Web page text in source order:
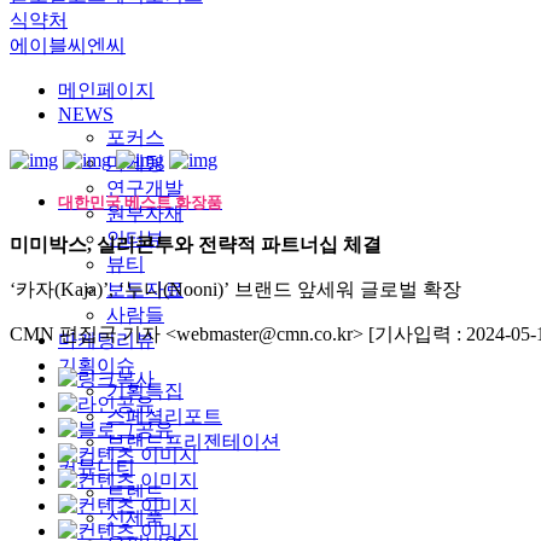
식약처
에이블씨엔씨
메인페이지
NEWS
포커스
마케팅
연구개발
원부자재
인터뷰
뷰티
보도자료
사람들
마케팅리뷰
기획이슈
기획특집
스페셜리포트
브랜드프리젠테이션
커뮤니티
트렌드
신제품
대한민국 베스트 화장품
미미박스, 실리콘투와 전략적 파트너십 체결
‘카자(Kaja)’, ‘누니(Nooni)’ 브랜드 앞세워 글로벌 확장
CMN 편집국 기자 <webmaster@cmn.co.kr> [기사입력 : 2024-